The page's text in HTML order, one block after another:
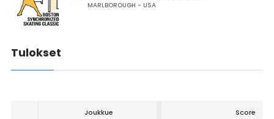
MARLBOROUGH - USA
Tulokset
Joukkue Score